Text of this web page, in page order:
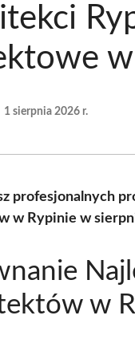
1 sierpnia 2026 r.
profesjonalnych
w Rypinie w
w